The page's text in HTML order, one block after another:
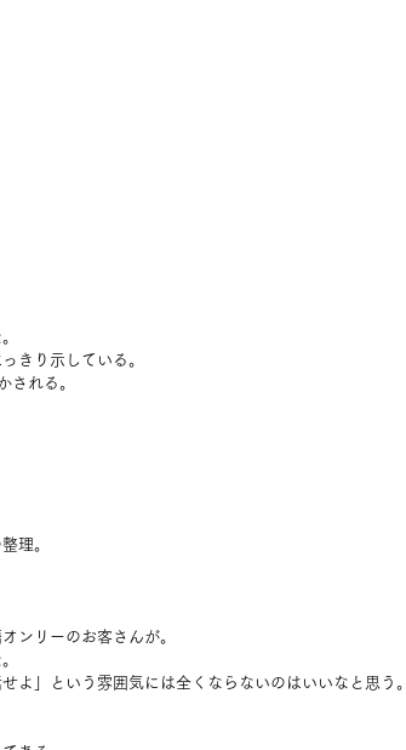
きり示している。
される。
理。
ンリーのお客さんが。
よ」という雰囲気には全くならないのはいいなと思う。